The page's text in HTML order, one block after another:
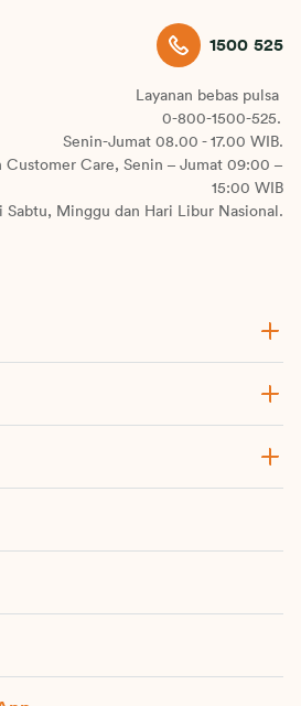
1500 525
Layanan bebas pulsa
0-800-1500-525.
Senin-Jumat 08.00 - 17.00 WIB.
Customer Care, Senin – Jumat 09:00 –
15:00 WIB
Sabtu, Minggu dan Hari Libur Nasional.